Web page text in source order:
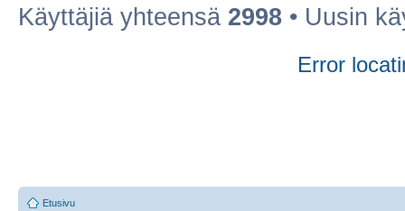
Käyttäjiä yhteensä 2998 • Uusin
Error
Etusivu